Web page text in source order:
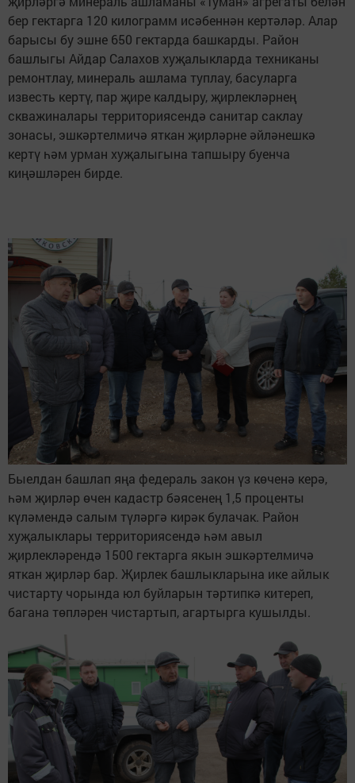
бер гектарга 120 килограмм исәбеннән кертәләр. Алар
барысы бу эшне 650 гектарда башкарды. Район
башлыгы Айдар Салахов хуҗалыкларда техниканы
ремонтлау, минераль ашлама туплау, басуларга
известь кертү, пар җире калдыру, җирлекләрнең
скважиналары территориясендә санитар саклау
зонасы, эшкәртелмичә яткан җирләрне әйләнешкә
кертү һәм урман хуҗалыгына тапшыру буенча
киңәшләрен бирде.
Быелдан башлап яңа федераль закон үз көченә керә,
һәм җирләр өчен кадастр бәясенең 1,5 проценты
күләмендә салым түләргә кирәк булачак. Район
хуҗалыклары территориясендә һәм авыл
җирлекләрендә 1500 гектарга якын эшкәртелмичә
яткан җирләр бар. Җирлек башлыкларына ике айлык
чистарту чорында юл буйларын тәртипкә китереп,
багана төпләрен чистартып, агартырга кушылды.